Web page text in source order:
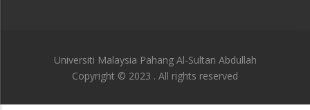
Universiti Malaysia Pahang Al-Sultan Abdullah
Copyright © 2023 . All rights reserved